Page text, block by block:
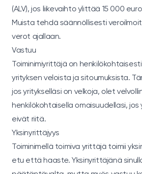
(ALV), jos liikevaihto ylittää 15 000
Muista tehdä säännöllisesti
verot ajallaan.
Vastuu
Toiminimiyrittäjä on
yrityksen veloista ja sitoumuksista.
jos yritykselläsi on velkoja, olet
henkilökohtaisella omaisuudellasi,
eivät riitä.
Yksinyrittäjyys
Toiminimellä toimiva yrittäjä toimii
etu että haaste. Yksinyrittäjänä